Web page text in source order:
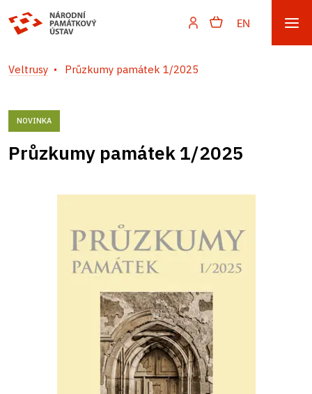
EN
Veltrusy Průzkumy památek 1/2025
NOVINKA
Průzkumy památek 1/2025